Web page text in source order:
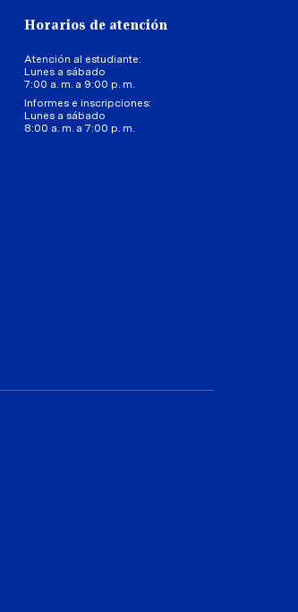
Horarios de atención
Atención al estudiante:
Lunes a sábado
7:00 a. m. a 9:00 p. m.
Informes e inscripciones:
Lunes a sábado
8:00 a. m. a 7:00 p. m.